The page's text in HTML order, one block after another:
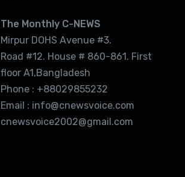
The Monthly C-NEWS
Mirpur DOHS Avenue #3.
Road #12. House # 860-861. First
floor A1,Bangladesh
Phone : +88029855232
Email : info@cnewsvoice.com
cnewsvoice2002@gmail.com